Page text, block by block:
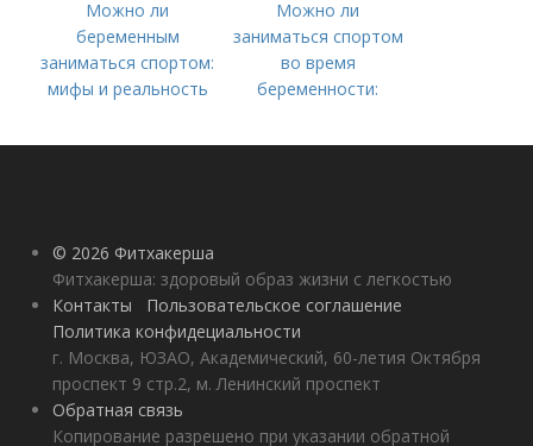
Можно ли
беременным
заниматься спортом:
мифы и реальность
Можно ли
заниматься спортом
во время
беременности:
© 2026 Фитхакерша
Фитхакерша: здоровый образ жизни с легкостью
Контакты
Пользовательское соглашение
Политика конфидециальности
г. Москва, ЮЗАО, Академический, 60-летия Октября
проспект 9 стр.2, м. Ленинский проспект
Обратная связь
Копирование разрешено при указании обратной